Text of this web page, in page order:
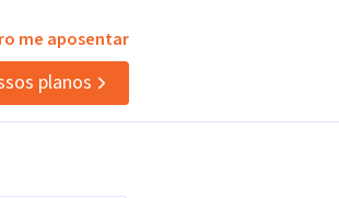
me aposentar
planos